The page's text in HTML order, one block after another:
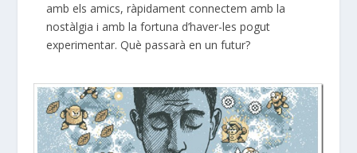
amb els amics, ràpidament connectem amb la
nostàlgia i amb la fortuna d’haver-les pogut
experimentar. Què passarà en un futur?